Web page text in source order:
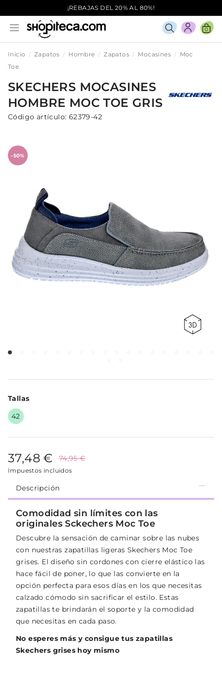
¡REBAJAS DEL 20% AL 80%!
0
Inicio Zapatos Hombre Zapatos Mocasines
Moc
Toe
SKECHERS MOCASINES
HOMBRE MOC TOE GRIS
Código artículo: 62379-42
-50%
Tallas
42
37,48 € 74,95 €
Impuestos incluidos
Descripción
Comodidad sin límites con las
originales Sckechers Moc Toe
Descubre la sensación de caminar sobre las nubes
con nuestras zapatillas ligeras Skechers Moc Toe
grises. El diseño sin cordones con cierre elástico las
hace fácil de poner, lo que las convierte en la
opción perfecta para esos días en los que necesitas
calzado cómodo sin sacrificar el estilo. Estas
zapatillas te brindarán el soporte y la comodidad
que necesitas en cada paso.
No esperes más y consigue tus zapatillas
Skechers grises hoy mismo